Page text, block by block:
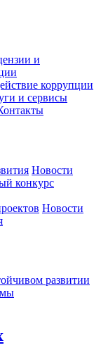
и
коррупции
и сервисы
Новости
конкурс
Новости
развитии